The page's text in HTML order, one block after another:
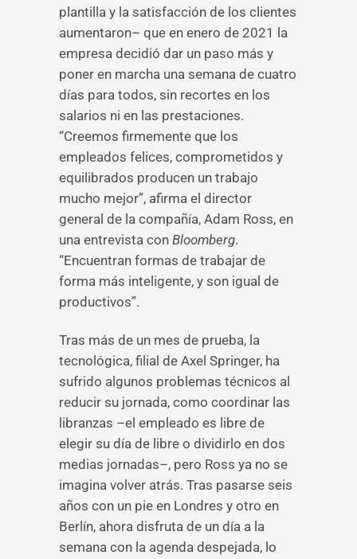
plantilla y la satisfacción de los clientes
aumentaron– que en enero de 2021 la
empresa decidió dar un paso más y
poner en marcha una semana de cuatro
días para todos, sin recortes en los
salarios ni en las prestaciones.
“Creemos firmemente que los
empleados felices, comprometidos y
equilibrados producen un trabajo
mucho mejor”, afirma el director
general de la compañía, Adam Ross, en
una entrevista con Bloomberg.
“Encuentran formas de trabajar de
forma más inteligente, y son igual de
productivos”.
Tras más de un mes de prueba, la
tecnológica, filial de Axel Springer, ha
sufrido algunos problemas técnicos al
reducir su jornada, como coordinar las
libranzas –el empleado es libre de
elegir su día de libre o dividirlo en dos
medias jornadas–, pero Ross ya no se
imagina volver atrás. Tras pasarse seis
años con un pie en Londres y otro en
Berlín, ahora disfruta de un día a la
semana con la agenda despejada, lo